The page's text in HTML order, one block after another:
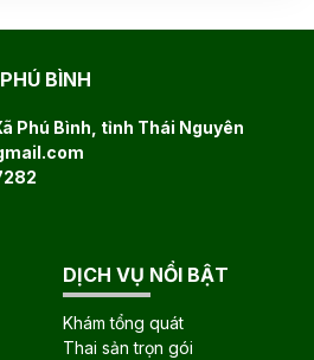
BÌNH
Phú Bình, tỉnh Thái Nguyên
DỊCH VỤ NỔI BẬT
Khám tổng quát
Thai sản trọn gói